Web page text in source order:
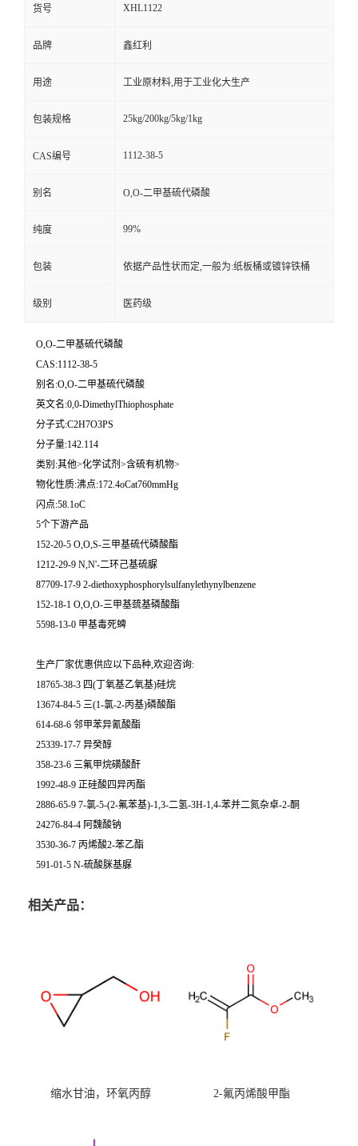
货号 XHL1122
品牌 鑫红利
用途 工业原材料,用于工业化大生产
包装规格 25kg/200kg/5kg/1kg
CAS编号 1112-38-5
别名 O,O-二甲基硫代磷酸
纯度 99%
包装 依据产品性状而定,一般为:纸板桶或镀锌铁桶
级别 医药级
O,O-二甲基硫代磷酸
CAS:1112-38-5
别名:O,O-二甲基硫代磷酸
英文名:0,0-DimethylThiophosphate
分子式:C2H7O3PS
分子量:142.114
类别:其他>化学试剂>含硫有机物>
物化性质:沸点:172.4oCat760mmHg
闪点:58.1oC
5个下游产品
152-20-5 O,O,S-三甲基硫代磷酸酯
1212-29-9 N,N'-二环己基硫脲
87709-17-9 2-diethoxyphosphorylsulfanylethynylbenzene
152-18-1 O,O,O-三甲基巯基磷酸酯
5598-13-0 甲基毒死蜱
生产厂家优惠供应以下品种,欢迎咨询:
18765-38-3 四(丁氧基乙氧基)硅烷
13674-84-5 三(1-氯-2-丙基)磷酸酯
614-68-6 邻甲苯异氰酸酯
25339-17-7 异癸醇
358-23-6 三氟甲烷磺酸酐
1992-48-9 正硅酸四异丙酯
2886-65-9 7-氯-5-(2-氟苯基)-1,3-二氢-3H-1,4-苯并二氮杂卓-2-酮
24276-84-4 阿魏酸钠
3530-36-7 丙烯酸2-苯乙酯
591-01-5 N-硫酸脒基脲
相关产品：
缩水甘油，环氧丙醇 2-氟丙烯酸甲酯